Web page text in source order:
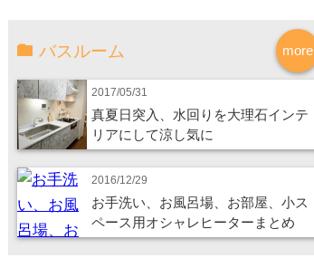
more
バスルーム
2017/05/31
真夏日突入、水回りを大理石インテ
リアにして涼し気に
2016/12/29
お手洗い、お風呂場、お部屋、小ス
ペース用オシャレヒーターまとめ